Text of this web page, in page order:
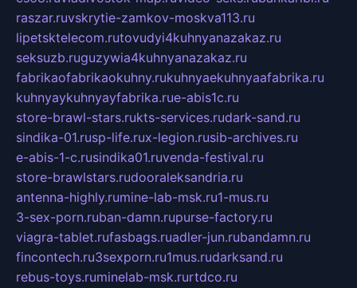
raszar.ruvskrytie-zamkov-moskva113.ru
lipetsktelecom.rutovudyi4kuhnyanazakaz.ru
seksuzb.ruguzywia4kuhnyanazakaz.ru
fabrikaofabrikaokuhny.rukuhnyaekuhnyaafabrika.ru
kuhnyaykuhnyayfabrika.rue-abis1c.ru
store-brawl-stars.rukts-services.rudark-sand.ru
sindika-01.rusp-life.rux-legion.rusib-archives.ru
e-abis-1-c.rusindika01.ruvenda-festival.ru
store-brawlstars.rudooraleksandria.ru
antenna-highly.rumine-lab-msk.ru1-mus.ru
3-sex-porn.ruban-damn.rupurse-factory.ru
viagra-tablet.rufasbags.ruadler-jun.rubandamn.ru
fincontech.ru3sexporn.ru1mus.rudarksand.ru
rebus-toys.ruminelab-msk.rurtdco.ru